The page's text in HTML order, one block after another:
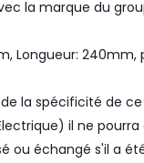
du groupe : VIVA B/
Longueur:
la spécificité de
il ne
ou échangé s'il a